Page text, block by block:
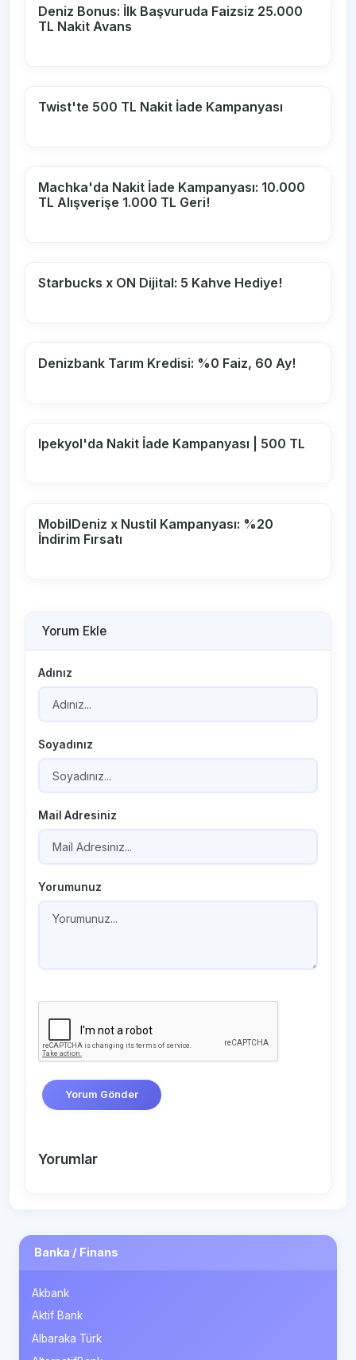
Deniz Bonus: İlk Başvuruda Faizsiz 25.000
TL Nakit Avans
Twist'te 500 TL Nakit İade Kampanyası
Machka'da Nakit İade Kampanyası: 10.000
TL Alışverişe 1.000 TL Geri!
Starbucks x ON Dijital: 5 Kahve Hediye!
Denizbank Tarım Kredisi: %0 Faiz, 60 Ay!
Ipekyol'da Nakit İade Kampanyası | 500 TL
MobilDeniz x Nustil Kampanyası: %20
İndirim Fırsatı
Yorum Ekle
Adınız
Soyadınız
Mail Adresiniz
Yorumunuz
Yorum Gönder
Yorumlar
Banka / Finans
Akbank
Aktif Bank
Albaraka Türk